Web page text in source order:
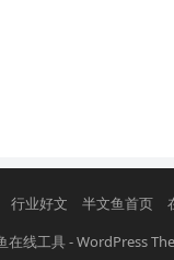
行业好文 半文鱼首页
在线工具-WordPress